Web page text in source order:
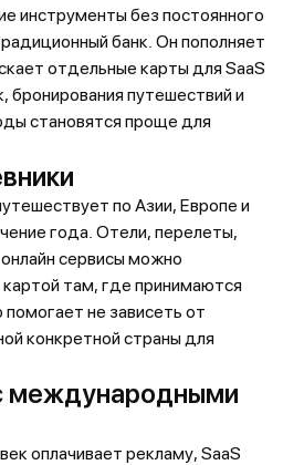
инструменты без постоянного
банк. Он пополняет
отдельные карты для SaaS
бронирования путешествий и
становятся проще для
по Азии, Европе и
года. Отели, перелеты,
сервисы можно
картой там, где принимаются
не зависеть от
конкретной страны для
международными
оплачивает рекламу, SaaS